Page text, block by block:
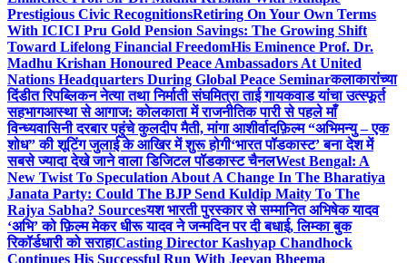
Prestigious Civic RecognitionsRetiring On Your Own Terms
With ICICI Pru Gold Pension Savings: The Growing Shift
Toward Lifelong Financial FreedomHis Eminence Prof. Dr.
Madhu Krishan Honoured Peace Ambassadors At United
Nations Headquarters During Global Peace Seminarकलाकारांच्या
दिंडीत रिपब्लिकन नेत्या तथा निर्माती संघमित्रा ताई गायकवाड यांचा उत्स्फूर्त
सहभागआस्था से आगाज: कोलकाता में राजनीतिक पारी से पहले माँ
विन्ध्यवासिनी दरबार पहुंचे कुलदीप मैती, मांगा आशीर्वादफ़िल्म “अभिमन्यु – एक
शोध” की शूटिंग जुलाई के आखिर में शुरू होगी‘भारत पॉडकास्ट’ बना देश में
सबसे ज्यादा देखे जाने वाला डिजिटल पॉडकास्ट चैनलWest Bengal: A
New Twist To Speculation About A Change In The Bharatiya
Janata Party: Could The BJP Send Kuldip Maity To The
Rajya Sabha? Sourcesयश भारती पुरस्कार से सम्मानित अभिषेक यादव
‘अभि’ को फ़िल्म मेकर धीरू यादव ने जन्मदिन पर दी बधाई, लिम्का बुक
रिकॉर्डधारी को सराहाCasting Director Kashyap Chandhock
Continues His Successful Run With Jeevan Bheema